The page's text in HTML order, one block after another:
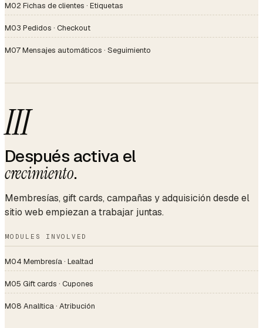
M02 Fichas de clientes · Etiquetas
M03 Pedidos · Checkout
M07 Mensajes automáticos · Seguimiento
III
Después activa el
crecimiento.
Membresías, gift cards, campañas y adquisición desde el
sitio web empiezan a trabajar juntas.
MODULES INVOLVED
M04 Membresía · Lealtad
M05 Gift cards · Cupones
M08 Analítica · Atribución